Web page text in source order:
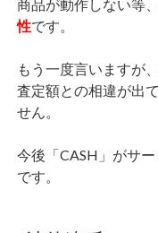
商品が動作しない等、
性です。
もう一度言いますが
査定額との相違が出
せん。
今後「CASH」がサ
です。